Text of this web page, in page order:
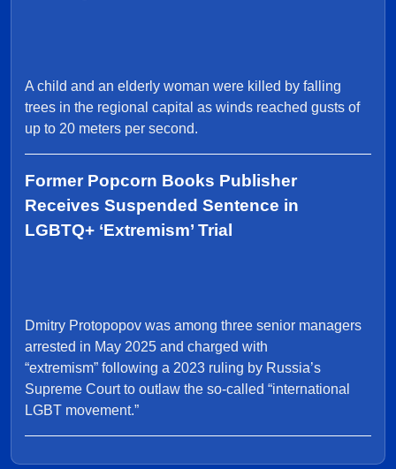
A child and an elderly woman were killed by falling
trees in the regional capital as winds reached gusts of
up to 20 meters per second.
Former Popcorn Books Publisher
Receives Suspended Sentence in
LGBTQ+ ‘Extremism’ Trial
Dmitry Protopopov was among three senior managers
arrested in May 2025 and charged with
“extremism” following a 2023 ruling by Russia’s
Supreme Court to outlaw the so-called “international
LGBT movement.”